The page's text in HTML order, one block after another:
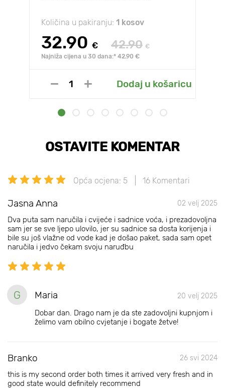
Količina u pakiranju: 1 kosov
32.90 € 42.90 €
Najniža cijena u 30 dana:* 42.90 €
Dodaj u košaricu
OSTAVITE KOMENTAR
Opća ocjena: 5 16 Komentari
Jasna Anna 02 velj 2025
Dva puta sam naručila i cvijeće i sadnice voća, i prezadovoljna
sam jer se sve ljepo ulovilo, jer su sadnice sa dosta korijenja i
bile su još vlažne od vode kad je došao paket, sada sam opet
naručila i jedvo čekam svoju naruđbu
G Maria 20 velj 2025
Dobar dan. Drago nam je da ste zadovoljni kupnjom i
želimo vam obilno cvjetanje i bogate žetve!
Branko 26 svi 2024
this is my second order both times it arrived very fresh and in
good state would definitely recommend